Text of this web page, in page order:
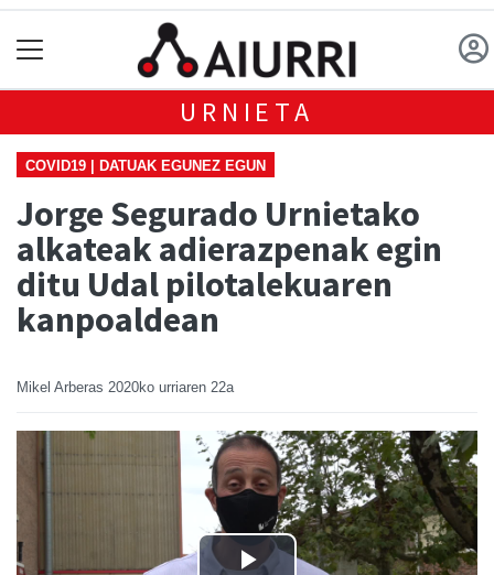
URNIETA
COVID19 | DATUAK EGUNEZ EGUN
Jorge Segurado Urnietako
alkateak adierazpenak egin
ditu Udal pilotalekuaren
kanpoaldean
Mikel Arberas 2020ko urriaren 22a